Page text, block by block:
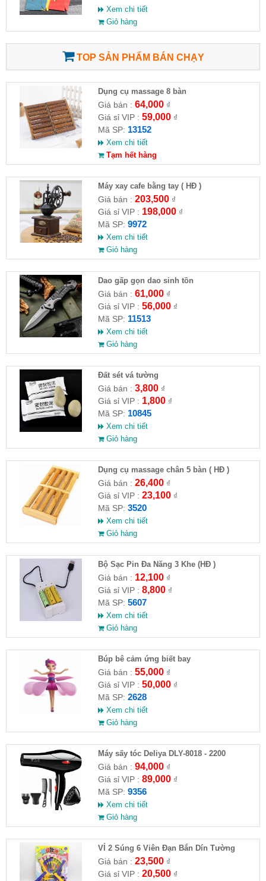
Xem chi tiết
Giỏ hàng
TOP SẢN PHẨM BÁN CHẠY
Dụng cụ massage 8 bàn
Giá bán : 64,000₫
Giá sỉ VIP : 59,000₫
Mã SP: 13152
Xem chi tiết
Tạm hết hàng
Máy xay cafe bằng tay ( HĐ )
Giá bán : 203,500₫
Giá sỉ VIP : 198,000₫
Mã SP: 9972
Xem chi tiết
Giỏ hàng
Dao gấp gọn dao sinh tồn
Giá bán : 61,000₫
Giá sỉ VIP : 56,000₫
Mã SP: 11513
Xem chi tiết
Giỏ hàng
Đất sét vá tường
Giá bán : 3,800₫
Giá sỉ VIP : 1,800₫
Mã SP: 10845
Xem chi tiết
Giỏ hàng
Dụng cụ massage chân 5 bàn ( HĐ )
Giá bán : 26,400₫
Giá sỉ VIP : 23,100₫
Mã SP: 3520
Xem chi tiết
Giỏ hàng
Bộ Sạc Pin Đa Năng 3 Khe (HĐ )
Giá bán : 12,100₫
Giá sỉ VIP : 8,800₫
Mã SP: 5607
Xem chi tiết
Giỏ hàng
​Búp bê cảm ứng biết bay
Giá bán : 55,000₫
Giá sỉ VIP : 50,000₫
Mã SP: 2628
Xem chi tiết
Giỏ hàng
Máy sấy tóc Deliya DLY-8018 - 2200
Giá bán : 94,000₫
Giá sỉ VIP : 89,000₫
Mã SP: 9356
Xem chi tiết
Giỏ hàng
VỈ 2 Súng 6 Viên Đạn Bắn Dín Tường
Giá bán : 23,500₫
Giá sỉ VIP : 20,500₫